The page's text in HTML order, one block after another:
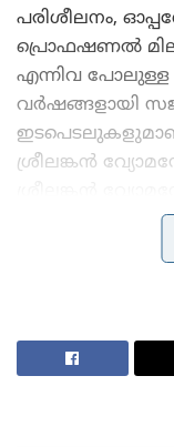
പരിശീലനം,
പ്രൊഫഷണല്‍
എന്നിവ പോലുള്ള
വര്‍ഷങ്ങളായി
ശ്രീലങ്കന്‍
എയറോബാറ്റിക്
Stories you may
ലോകത്തെ